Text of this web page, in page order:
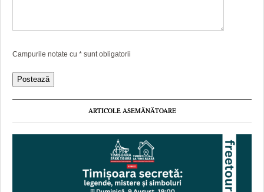
Campurile notate cu * sunt obligatorii
ARTICOLE ASEMĂNĂTOARE